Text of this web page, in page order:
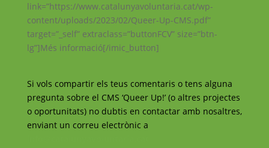
link=”https://www.catalunyavoluntaria.cat/wp-
content/uploads/2023/02/Queer-Up-CMS.pdf”
target=”_self” extraclass=”buttonFCV” size=”btn-
lg”]Més informació[/imic_button]
Si vols compartir els teus comentaris o tens alguna
pregunta sobre el CMS ‘Queer Up!’ (o altres projectes
o oportunitats) no dubtis en contactar amb nosaltres,
enviant un correu electrònic a